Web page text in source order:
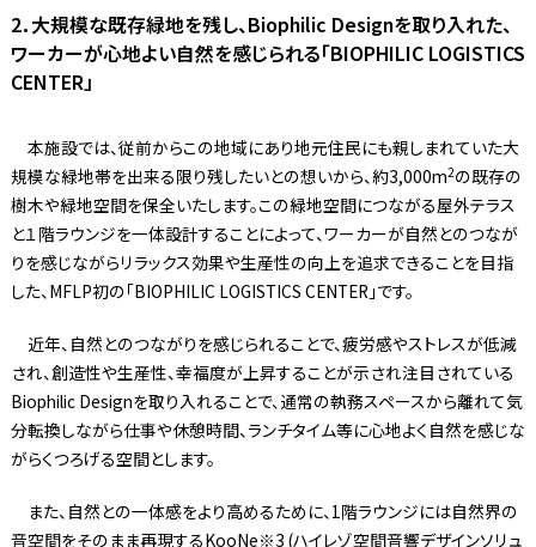
2．大規模な既存緑地を残し、Biophilic Designを取り入れた、
ワーカーが心地よい自然を感じられる「BIOPHILIC LOGISTICS
CENTER」
本施設では、従前からこの地域にあり地元住民にも親しまれていた大
規模な緑地帯を出来る限り残したいとの想いから、約3,000m2の既存の
樹木や緑地空間を保全いたします。この緑地空間につながる屋外テラス
と１階ラウンジを一体設計することによって、ワーカーが自然とのつなが
りを感じながらリラックス効果や生産性の向上を追求できることを目指
した、MFLP初の「BIOPHILIC LOGISTICS CENTER」です。
近年、自然とのつながりを感じられることで、疲労感やストレスが低減
され、創造性や生産性、幸福度が上昇することが示され注目されている
Biophilic Designを取り入れることで、通常の執務スペースから離れて気
分転換しながら仕事や休憩時間、ランチタイム等に心地よく自然を感じな
がらくつろげる空間とします。
また、自然との一体感をより高めるために、1階ラウンジには自然界の
音空間をそのまま再現するKooNe※3 (ハイレゾ空間音響デザインソリュ